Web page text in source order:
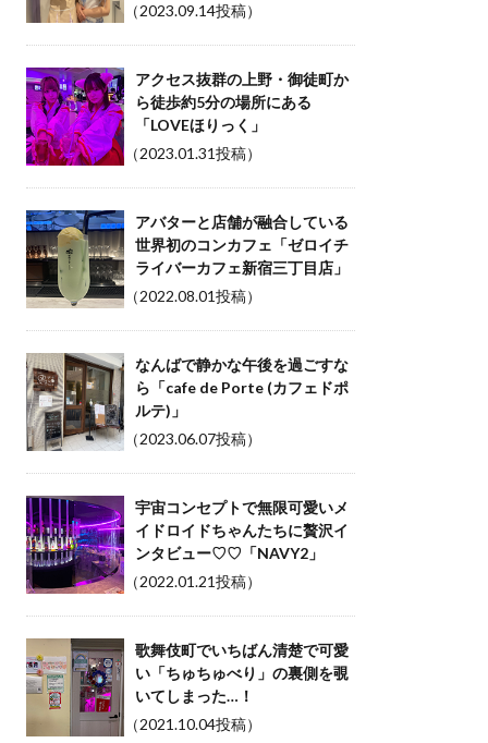
（2023.09.14投稿）
アクセス抜群の上野・御徒町か
ら徒歩約5分の場所にある
「LOVEほりっく」
（2023.01.31投稿）
アバターと店舗が融合している
世界初のコンカフェ「ゼロイチ
ライバーカフェ新宿三丁目店」
（2022.08.01投稿）
なんばで静かな午後を過ごすな
ら「cafe de Porte (カフェドポ
ルテ)」
（2023.06.07投稿）
宇宙コンセプトで無限可愛いメ
イドロイドちゃんたちに贅沢イ
ンタビュー♡♡「NAVY2」
（2022.01.21投稿）
歌舞伎町でいちばん清楚で可愛
い「ちゅちゅべり」の裏側を覗
いてしまった…！
（2021.10.04投稿）